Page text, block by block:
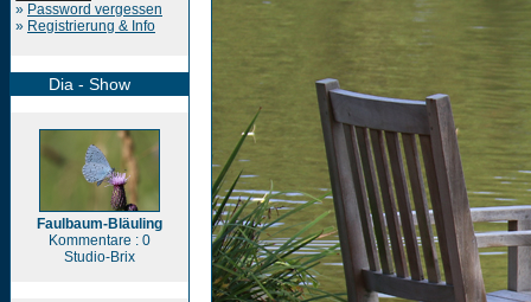
» Password vergessen
» Registrierung & Info
Dia - Show
Faulbaum-Bläuling
Kommentare : 0
Studio-Brix